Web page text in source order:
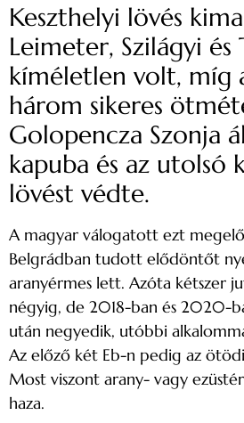
Keszthelyi lövés
Leimeter, Szilágyi és
kíméletlen volt, míg
három sikeres
Golopencza Szonja
kapuba és az utolsó
lövést védte.
A magyar válogatott ezt
Belgrádban tudott elődöntőt
aranyérmes lett. Azóta kétszer
négyig, de 2018-ban és 2020-
után negyedik, utóbbi
Az előző két Eb-n pedig az
Most viszont arany- vagy
haza.